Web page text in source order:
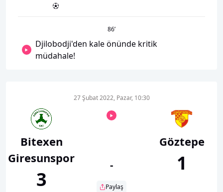
86’
Djilobodji'den kale önünde kritik
müdahale!
Bitexen
Giresunspor
3
27 Şubat 2022, Pazar, 10:30
-
Paylaş
Göztepe
1